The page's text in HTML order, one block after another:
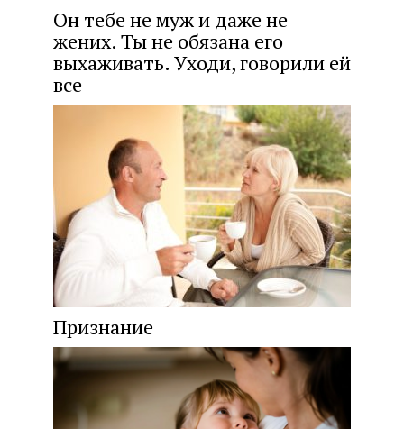
Он тебе не муж и даже не
жених. Ты не обязана его
выхаживать. Уходи, говорили ей
все
Признание